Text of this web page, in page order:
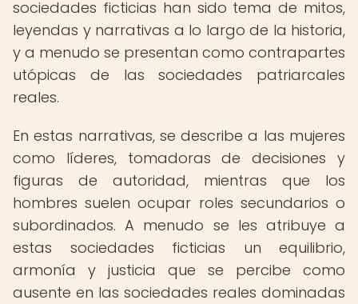
sociedades ficticias han sido tema de mitos,
leyendas y narrativas a lo largo de la historia,
y a menudo se presentan como contrapartes
utópicas de las sociedades patriarcales
reales.
En estas narrativas, se describe a las mujeres
como líderes, tomadoras de decisiones y
figuras de autoridad, mientras que los
hombres suelen ocupar roles secundarios o
subordinados. A menudo se les atribuye a
estas sociedades ficticias un equilibrio,
armonía y justicia que se percibe como
ausente en las sociedades reales dominadas